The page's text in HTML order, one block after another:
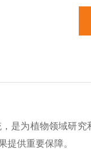
是为植物领域研
提供重要保障。